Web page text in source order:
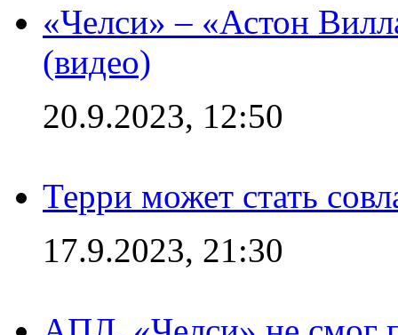
«Челси» – «Астон
(видео)
20.9.2023, 12:50
Терри может стать
17.9.2023, 21:30